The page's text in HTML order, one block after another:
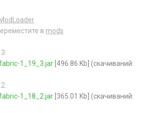
в mods
1_19_3.jar [496.86 Kb] (cкачиваний:
1_18_2.jar [365.01 Kb] (cкачиваний: